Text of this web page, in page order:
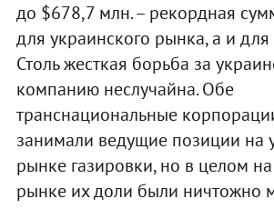
до $678,7 млн. – рекордная
для украинского рынка, а и для
Столь жесткая борьба за
компанию неслучайна. Обе
транснациональные
занимали ведущие позиции на
рынке газировки, но в целом
рынке их доли были ничтожно